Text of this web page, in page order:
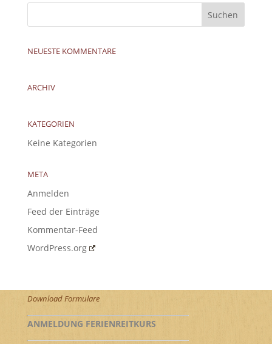
NEUESTE KOMMENTARE
ARCHIV
KATEGORIEN
Keine Kategorien
META
Anmelden
Feed der Einträge
Kommentar-Feed
WordPress.org
Download Formulare
ANMELDUNG FERIENREITKURS